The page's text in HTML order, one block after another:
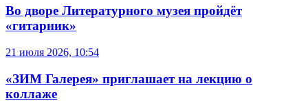
Во дворе Литературного музея пройдёт
«гитарник»
21 июля 2026, 10:54
«ЗИМ Галерея» приглашает на лекцию о
коллаже